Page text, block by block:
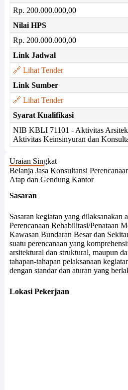
Rp. 200.000.000,00
Nilai HPS
Rp. 200.000.000,00
Link Jadwal
🔗 Lihat Tender
Link Sumber
🔗 Lihat Tender
Syarat Kualifikasi
NIB KBLI 71101 - Aktivitas
Aktivitas Keinsinyuran dan
Uraian Singkat
Belanja Jasa Konsultansi
Atap dan Gendung Kantor
Sasaran
Sasaran kegiatan yang dilaksanakan
Perencanaan Rehabilitasi/Penataan
Kawasan Bundaran Besar dan
suatu perencanaan yang
arsitektural dan struktural, maupun
tahapan-tahapan pelaksanaan
dengan standar dan aturan yang
Lokasi Pekerjaan